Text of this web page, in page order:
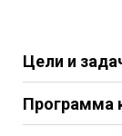
Цели и
Программа